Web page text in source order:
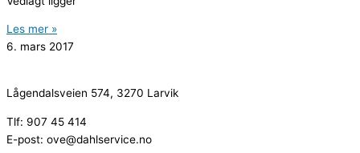
Les mer »
6. mars 2017
Lågendalsveien 574, 3270 Larvik
Tlf: 907 45 414
E-post: ove@dahlservice.no